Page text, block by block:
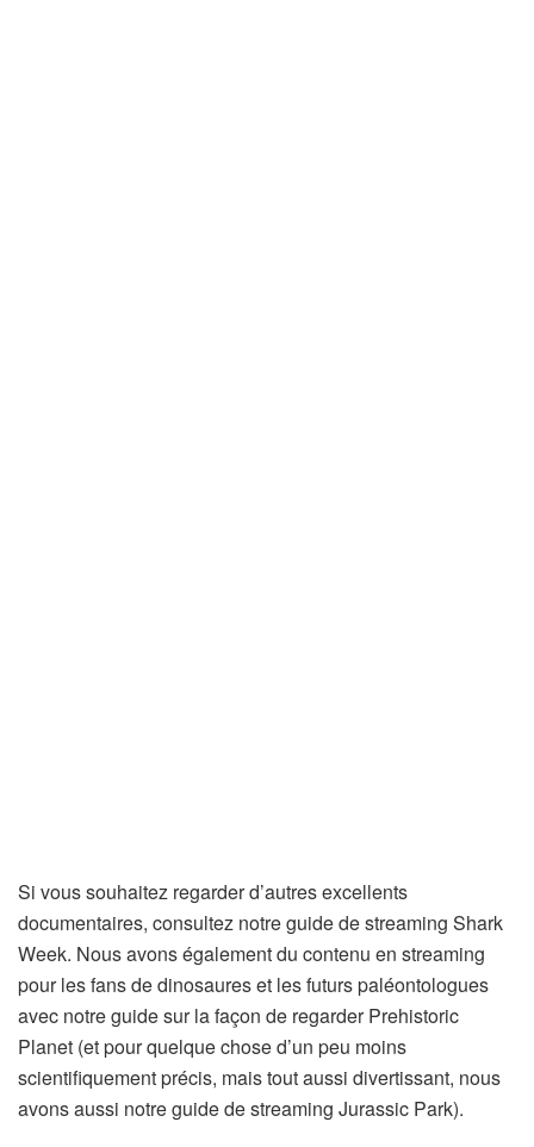
Si vous souhaitez regarder d’autres excellents
documentaires, consultez notre guide de streaming Shark
Week. Nous avons également du contenu en streaming
pour les fans de dinosaures et les futurs paléontologues
avec notre guide sur la façon de regarder Prehistoric
Planet (et pour quelque chose d’un peu moins
scientifiquement précis, mais tout aussi divertissant, nous
avons aussi notre guide de streaming Jurassic Park).